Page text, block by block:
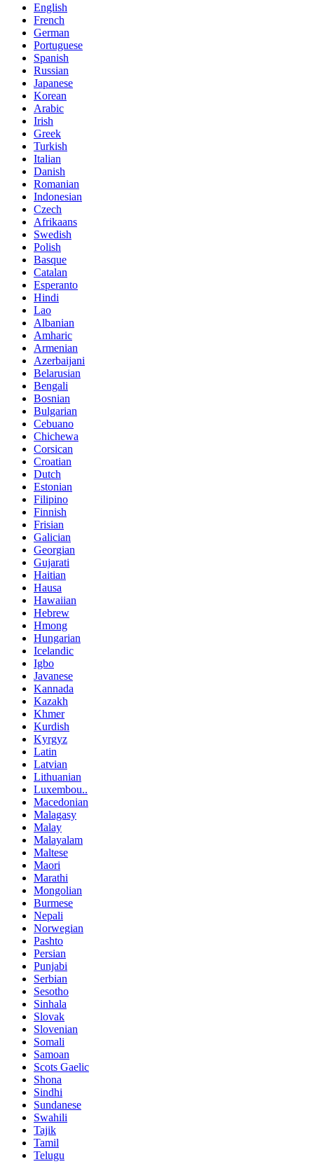
English
French
German
Portuguese
Spanish
Russian
Japanese
Korean
Arabic
Irish
Greek
Turkish
Italian
Danish
Romanian
Indonesian
Czech
Afrikaans
Swedish
Polish
Basque
Catalan
Esperanto
Hindi
Lao
Albanian
Amharic
Armenian
Azerbaijani
Belarusian
Bengali
Bosnian
Bulgarian
Cebuano
Chichewa
Corsican
Croatian
Dutch
Estonian
Filipino
Finnish
Frisian
Galician
Georgian
Gujarati
Haitian
Hausa
Hawaiian
Hebrew
Hmong
Hungarian
Icelandic
Igbo
Javanese
Kannada
Kazakh
Khmer
Kurdish
Kyrgyz
Latin
Latvian
Lithuanian
Luxembou..
Macedonian
Malagasy
Malay
Malayalam
Maltese
Maori
Marathi
Mongolian
Burmese
Nepali
Norwegian
Pashto
Persian
Punjabi
Serbian
Sesotho
Sinhala
Slovak
Slovenian
Somali
Samoan
Scots Gaelic
Shona
Sindhi
Sundanese
Swahili
Tajik
Tamil
Telugu